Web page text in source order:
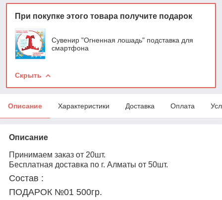
При покупке этого товара получите подарок
Сувенир "Огненная лошадь" подставка для
смартфона
Скрыть
Описание Характеристики Доставка Оплата
Описание
Принимаем заказ от 20шт.
Бесплатная доставка по г. Алматы от 50шт.
Состав :
ПОДАРОК №01 500гр.